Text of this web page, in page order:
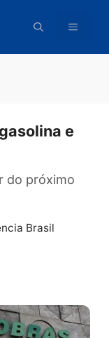
gasolina e
do próximo
Brasil